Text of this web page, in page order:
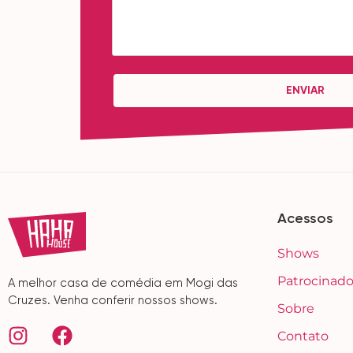
ENVIAR
A melhor casa de comédia em Mogi das
Cruzes. Venha conferir nossos shows.
Acessos
Shows
Sobre
Contato